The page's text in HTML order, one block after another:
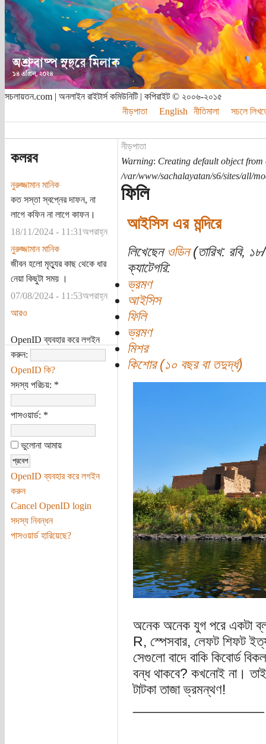
সচলায়তন.com | অনলাইন রাইটার্স কমিউনিটি | কপিরাইট © ২০০৬-২০১৫
নীড়পাতা
English নীতিমালা সচলে
কলরব
নুরুজ্জামান মানিক
কত সস্তা স্বপ্নের দাফন, না
লাগে কফিন না লাগে কাফন।
18/11/2024 - 11:31অপরাহ্ন
নুরুজ্জামান মানিক
জীবন হলো মৃত্যুর কাছ থেকে ধার
নেয়া কিছুটা সময় ।
07/08/2024 - 11:53অপরাহ্ন
আরও
OpenID ব্যবহার করে লগইন
করুন:
OpenID কি?
সদস্য পরিচয়: *
পাসওয়ার্ড: *
ভুলোনা আমায়
OpenID ব্যবহার করে লগইন
করুন
Cancel OpenID login
সদস্য নিবন্ধন
পাসওয়ার্ড হারিয়েছে?
নীড়পাতা
Warning: Creating default object from
/var/www/sachalayatan/s6/sites/all/
ফিলি
আইসিস এর মন্দিরে
লিখেছেন ওডিন(তারিখ: রবি,
ক্যাটেগরি:
ভ্রমণ
আইসিস
ফিলি
ভ্রমণ
মিশর
কিশোর (১০ বছর বা তদুর্দ্ধ)
অনেক অনেক যুগ পরে একটা
R, স্পেসবার, লেফট শিফট
সেগুলো বাদে বাকি কিবোর্ড
বন্ধ থাকবে? কখনোই না।
টাটকা তাজা ভ্রমন্থণ!